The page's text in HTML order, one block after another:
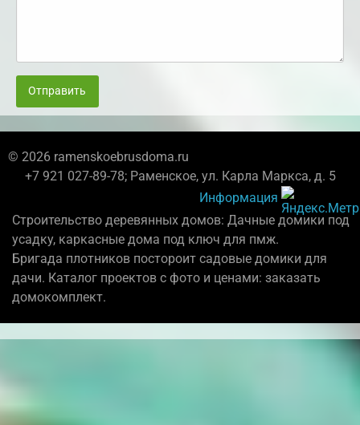
Отправить
© 2026 ramenskoebrusdoma.ru
+7 921 027-89-78; Раменское, ул. Карла Маркса, д. 5
Информация
Строительство деревянных домов: Дачные домики под
усадку, каркасные дома под ключ для пмж.
Бригада плотников постороит садовые домики для
дачи. Каталог проектов с фото и ценами: заказать
домокомплект.